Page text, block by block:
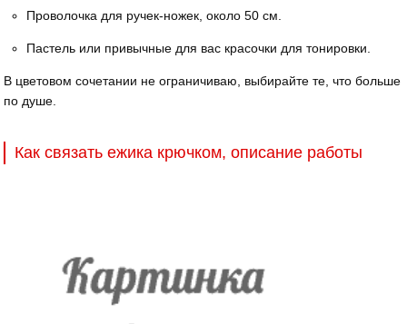
Проволочка для ручек-ножек, около 50 см.
Пастель или привычные для вас красочки для тонировки.
В цветовом сочетании не ограничиваю, выбирайте те, что больше
по душе.
Как связать ежика крючком, описание работы